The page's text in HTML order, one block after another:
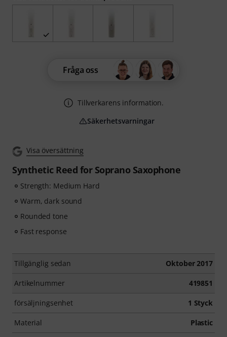
Visa översättning
Synthetic Reed for Soprano Saxophone
Strength: Medium Hard
Warm, dark sound
Rounded tone
Fast response
Tillgänglig sedan Oktober 2017
Artikelnummer 419851
försäljningsenhet 1 Styck
Material Plastic
Fråga oss
Tillverkarens information.
Säkerhetsvarningar